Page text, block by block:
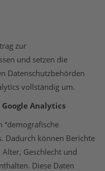
zur
und setzen die
Datenschutzbehörden
vollständig um.
Analytics
“demografische
Dadurch können Berichte
Geschlecht und
Diese Daten